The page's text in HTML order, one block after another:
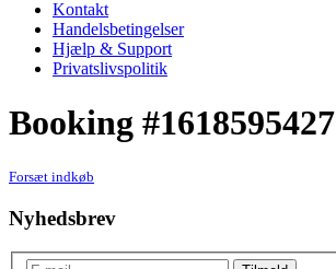
Kontakt
Handelsbetingelser
Hjælp & Support
Privatslivspolitik
Booking #1618595427
Forsæt indkøb
Nyhedsbrev